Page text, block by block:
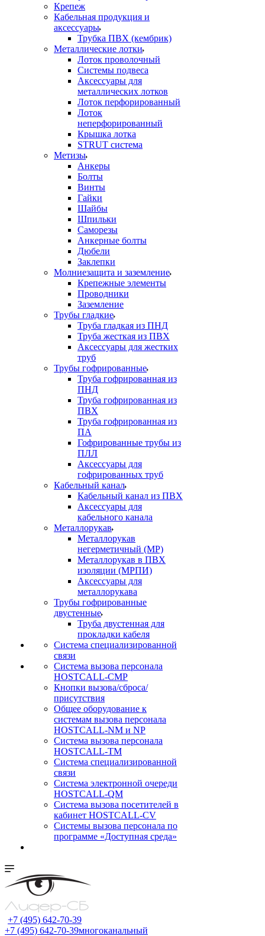
Крепеж
Кабельная продукция и
аксессуары
Трубка ПВХ (кембрик)
Металлические лотки
Лоток проволочный
Системы подвеса
Аксессуары для
металлических лотков
Лоток перфорированный
Лоток
неперфорированный
Крышка лотка
STRUT система
Метизы
Анкеры
Болты
Винты
Гайки
Шайбы
Шпильки
Саморезы
Анкерные болты
Дюбели
Заклепки
Молниезащита и заземление
Крепежные элементы
Проводники
Заземление
Трубы гладкие
Труба гладкая из ПНД
Труба жесткая из ПВХ
Аксессуары для жестких
труб
Трубы гофрированные
Труба гофрированная из
ПНД
Труба гофрированная из
ПВХ
Труба гофрированная из
ПА
Гофрированные трубы из
ПЛЛ
Аксессуары для
гофрированных труб
Кабельный канал
Кабельный канал из ПВХ
Аксессуары для
кабельного канала
Металлорукав
Металлорукав
негерметичный (МР)
Металлорукав в ПВХ
изоляции (МРПИ)
Аксессуары для
металлорукава
Трубы гофрированные
двустенные
Труба двустенная для
прокладки кабеля
Система специализированной
связи
Cистема вызова персонала
HOSTCALL-CMP
Кнопки вызова/сброса/
присутствия
Общее оборудование к
системам вызова персонала
HOSTCALL-NM и NP
Система вызова персонала
HOSTCALL-TM
Система специализированной
связи
Система электронной очереди
HOSTCALL-QM
Cистема вызова посетителей в
кабинет HOSTCALL-CV
Системы вызова персонала по
программе «Доступная среда»
+7 (495) 642-70-39
+7 (495) 642-70-39многоканальный